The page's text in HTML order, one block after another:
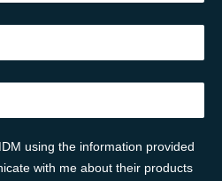
using the information provided
with me about their products